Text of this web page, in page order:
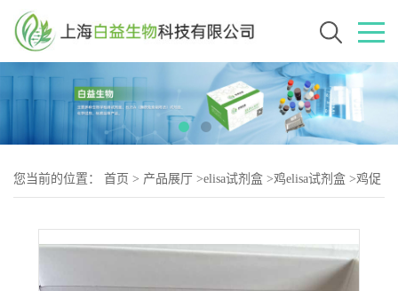
您当前的位置： 首页 > 产品展厅 >elisa试剂盒 >鸡elisa试剂盒 >鸡促